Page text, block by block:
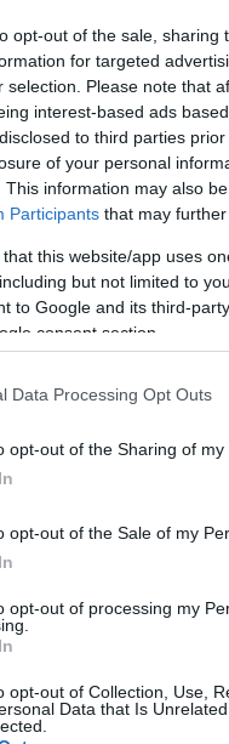
opt-out of the sale,
for targeted
selection. Please note that
interest-based ads
to third parties
of your personal
This information may also
Participants that may
that this website/app uses
but not limited to
to Google and its third-
consent section.
Data Processing Opt Outs
opt-out of the Sharing of my
opt-out of the Sale of my
opt-out of processing my
opt-out of Collection, Use,
Data that Is
την απάντηση του
Μηχανικών
την ένταξη των
Μηχανικών, στην
εύλογα οι
ακριβώς
τι ακριβώς συμβαίνει;